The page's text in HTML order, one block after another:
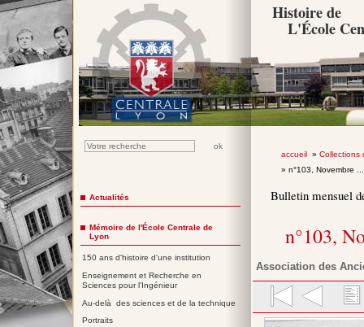
Histoire de
L'École
accueil» Collections
» n°103, Novembre
Bulletin mensuel
n°103,
Association des
Actualités
Mémoire de l'École Centrale de
Lyon
150 ans d'histoire d'une institution
Enseignement et Recherche en
Sciences pour l'Ingénieur
Au-delà des sciences et de la technique
Portraits